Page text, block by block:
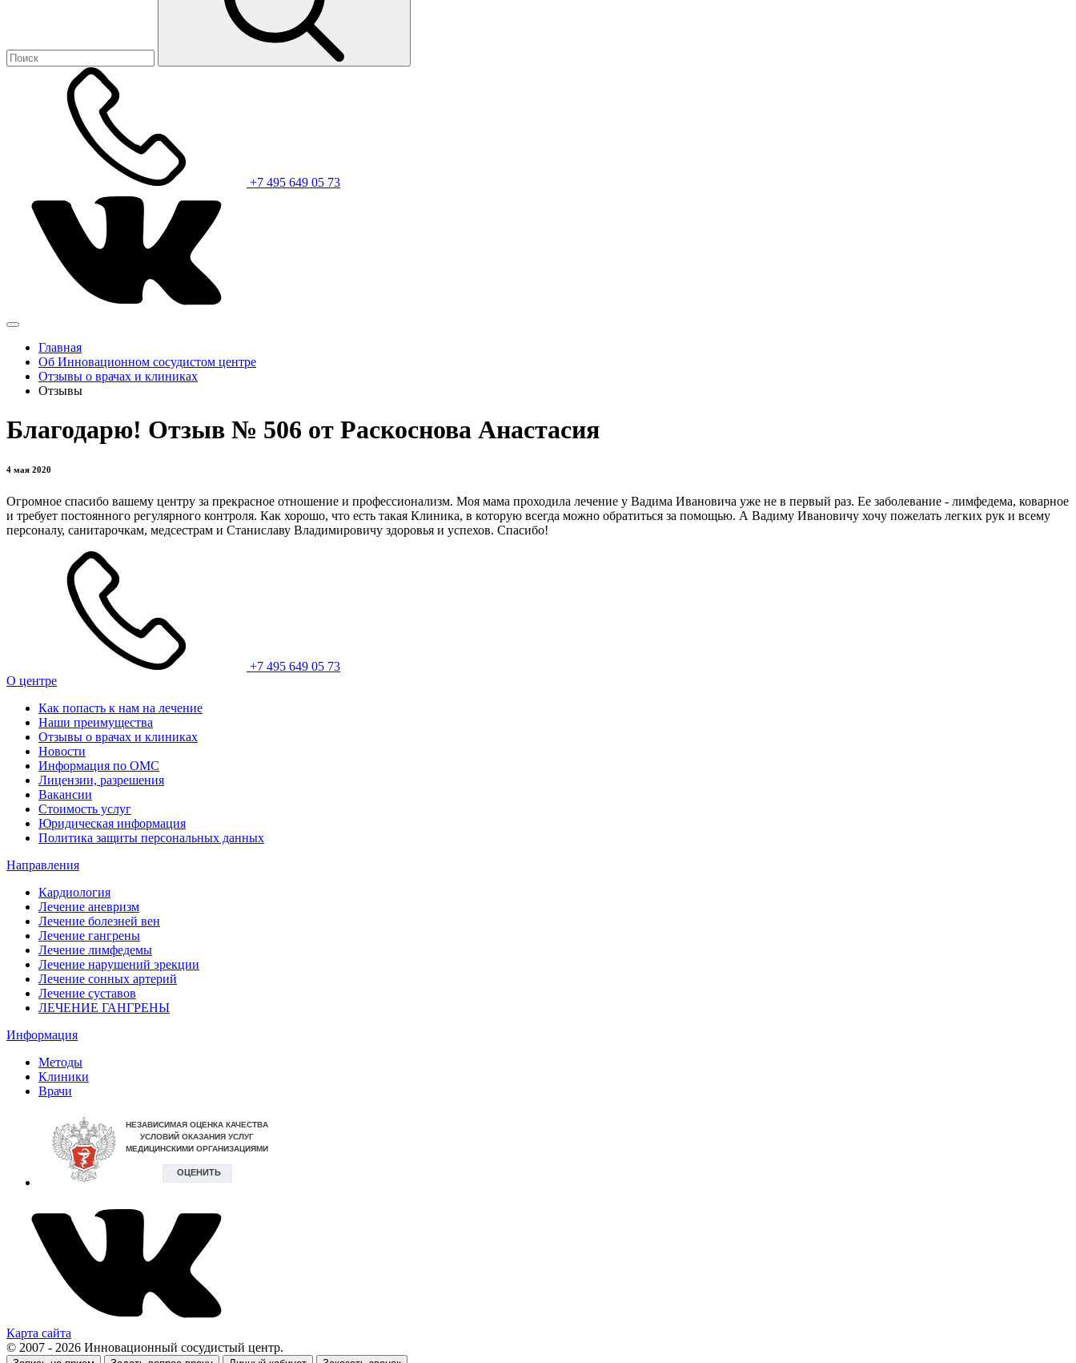
+7 495 649 05 73
Главная
Об Инновационном сосудистом центре
Отзывы о врачах и клиниках
Отзывы
Благодарю! Отзыв № 506 от Раскоснова Анастасия
4 мая 2020
Огромное спасибо вашему центру за прекрасное отношение и профессионализм. Моя мама проходила лечение у Вадима Ивановича уже не в первый раз. Ее заболевание - лимфедема, коварное
и требует постоянного регулярного контроля. Как хорошо, что есть такая Клиника, в которую всегда можно обратиться за помощью. А Вадиму Ивановичу хочу пожелать легких рук и всему
персоналу, санитарочкам, медсестрам и Станиславу Владимировичу здоровья и успехов. Спасибо!
+7 495 649 05 73
О центре
Как попасть к нам на лечение
Наши преимущества
Отзывы о врачах и клиниках
Новости
Информация по ОМС
Лицензии, разрешения
Вакансии
Стоимость услуг
Юридическая информация
Политика защиты персональных данных
Направления
Кардиология
Лечение аневризм
Лечение болезней вен
Лечение гангрены
Лечение лимфедемы
Лечение нарушений эрекции
Лечение сонных артерий
Лечение суставов
ЛЕЧЕНИЕ ГАНГРЕНЫ
Информация
Методы
Клиники
Врачи
Карта сайта
© 2007 - 2026 Инновационный сосудистый центр.